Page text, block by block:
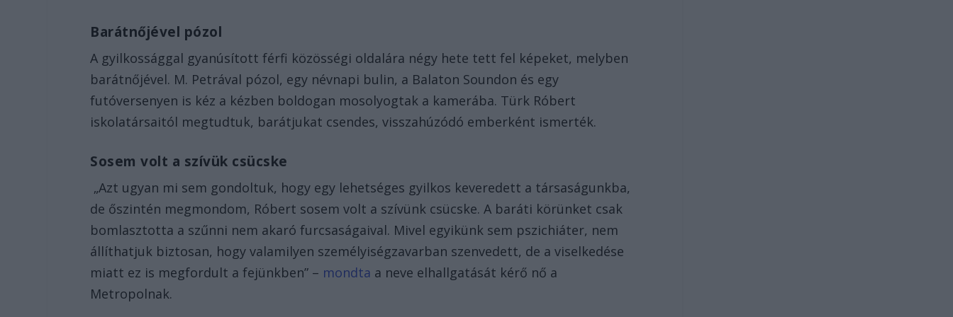
Barátnőjével pózol
A gyilkossággal gyanúsított férfi közösségi oldalára négy hete tett fel képeket, melyben
barátnőjével. M. Petrával pózol, egy névnapi bulin, a Balaton Soundon és egy
futóversenyen is kéz a kézben boldogan mosolyogtak a kamerába. Türk Róbert
iskolatársaitól megtudtuk, barátjukat csendes, visszahúzódó emberként ismerték.
Sosem volt a szívük csücske
„Azt ugyan mi sem gondoltuk, hogy egy lehetséges gyilkos keveredett a társaságunkba,
de őszintén megmondom, Róbert sosem volt a szívünk csücske. A baráti körünket csak
bomlasztotta a szűnni nem akaró furcsaságaival. Mivel egyikünk sem pszichiáter, nem
állíthatjuk biztosan, hogy valamilyen személyiségzavarban szenvedett, de a viselkedése
miatt ez is megfordult a fejünkben” – mondta a neve elhallgatását kérő nő a
Metropolnak.